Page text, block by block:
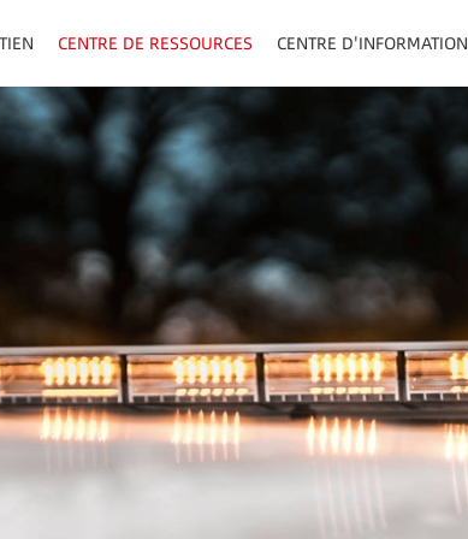
CENTRE DE RESSOURCES CENTRE D'INFORMATION